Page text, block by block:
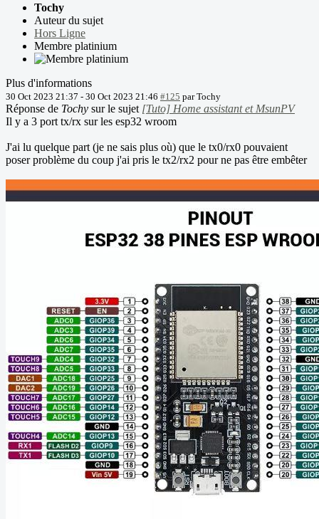
Tochy
Auteur du sujet
Hors Ligne
Membre platinium
Plus d'informations
30 Oct 2023 21:37 - 30 Oct 2023 21:46 #125 parTochy
Réponse de Tochy sur le sujet [Tuto] Home assistant et MsunPV
Il y a 3 port tx/rx sur les esp32 wroom
J'ai lu quelque part (je ne sais plus où) que le tx0/rx0 pouvaient
poser problème du coup j'ai pris le tx2/rx2 pour ne pas être embêter